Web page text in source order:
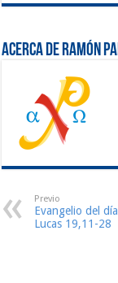
Acerca de Ramón
Previo
Evangelio del
Lucas 19,11-28